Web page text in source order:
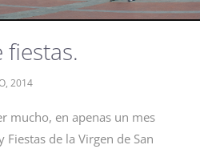
fiestas.
2014
mucho, en apenas un mes
de la Virgen de San